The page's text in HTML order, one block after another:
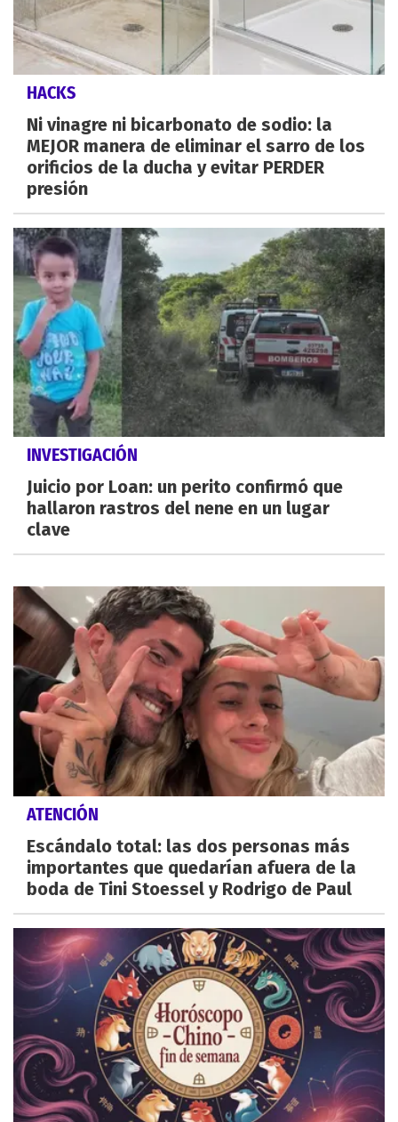
HACKS
Ni vinagre ni bicarbonato de sodio: la
MEJOR manera de eliminar el sarro de los
orificios de la ducha y evitar PERDER
presión
INVESTIGACIÓN
Juicio por Loan: un perito confirmó que
hallaron rastros del nene en un lugar
clave
ATENCIÓN
Escándalo total: las dos personas más
importantes que quedarían afuera de la
boda de Tini Stoessel y Rodrigo de Paul